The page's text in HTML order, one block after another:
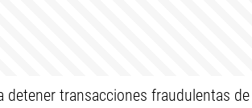
detener transacciones fraudulentas